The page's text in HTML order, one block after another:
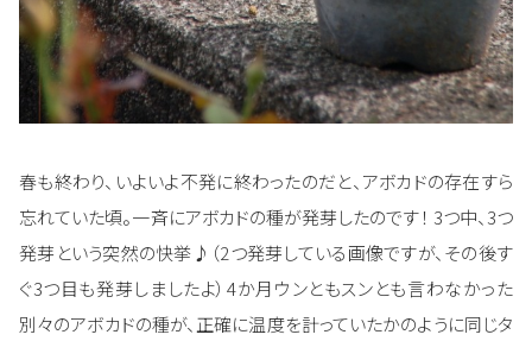
春も終わり、いよいよ不発に終わったのだと、アボカドの存在すら
忘れていた頃。一斉にアボカドの種が発芽したのです！ 3つ中、3つ
発芽という突然の快挙♪（2つ発芽している画像ですが、その後す
ぐ3つ目も発芽しましたよ）4か月ウンともスンとも言わなかった
別々のアボカドの種が、正確に温度を計っていたかのように同じタ